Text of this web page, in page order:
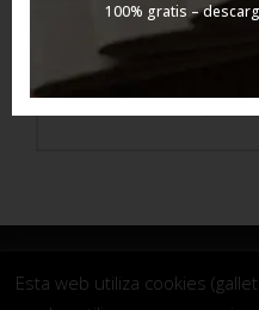
© 2025
Esta web utiliza cookies
100% gratis –